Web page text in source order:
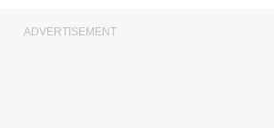
ADVERTISEMENT